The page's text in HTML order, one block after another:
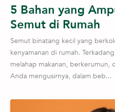
5 Bahan yang
Semut di Rumah
Semut binatang kecil yang
kenyamanan di rumah.
melahap makanan, berkerumun,
Anda mengusirnya, dalam beb...